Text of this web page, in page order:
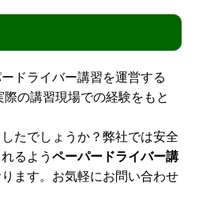
ドライバー講習を運営する
際の講習現場での経験をもと
たでしょうか？弊社では安全
るようペーパードライバー講
ます。お気軽にお問い合わせ